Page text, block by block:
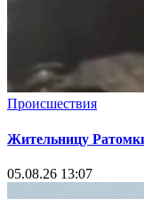
Происшествия
Жительницу
05.08.26 13:07